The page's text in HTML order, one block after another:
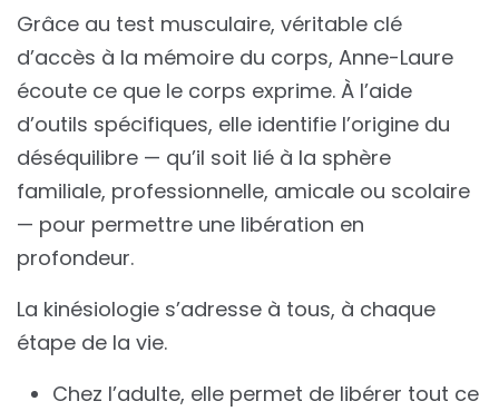
Grâce au test musculaire, véritable clé
d’accès à la mémoire du corps, Anne-Laure
écoute ce que le corps exprime. À l’aide
d’outils spécifiques, elle identifie l’origine du
déséquilibre — qu’il soit lié à la sphère
familiale, professionnelle, amicale ou scolaire
— pour permettre une libération en
profondeur.
La kinésiologie s’adresse à tous, à chaque
étape de la vie.
Chez l’adulte, elle permet de libérer tout ce